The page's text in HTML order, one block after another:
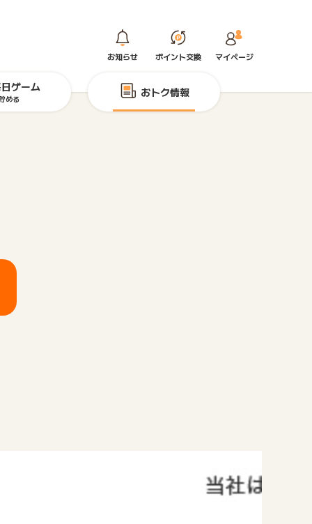
お知らせ ポイント交換 マイページ
ゲーム
める おトク情報